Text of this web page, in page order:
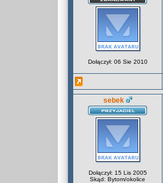
Dołączył: 06 Sie 2010
sebek
Dołączył: 15 Lis 2005
Skąd: Bytom/okolice